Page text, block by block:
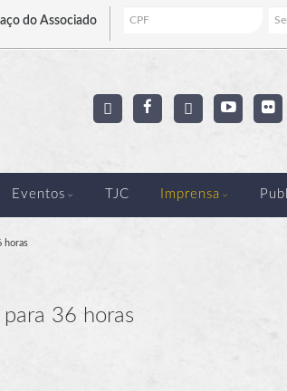
do Associado
Eventos TJC Imprensa
horas
36 horas